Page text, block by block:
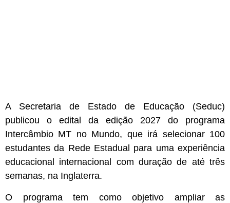
A Secretaria de Estado de Educação (Seduc)
publicou o edital da edição 2027 do programa
Intercâmbio MT no Mundo, que irá selecionar 100
estudantes da Rede Estadual para uma experiência
educacional internacional com duração de até três
semanas, na Inglaterra.
O programa tem como objetivo ampliar as